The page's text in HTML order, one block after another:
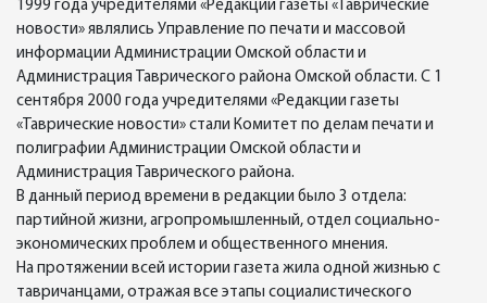
1999 года учредителями «Редакции газеты «Таврические
новости» являлись Управление по печати и массовой
информации Администрации Омской области и
Администрация Таврического района Омской области. С 1
сентября 2000 года учредителями «Редакции газеты
«Таврические новости» стали Комитет по делам печати и
полиграфии Администрации Омской области и
Администрация Таврического района.
В данный период времени в редакции было 3 отдела:
партийной жизни, агропромышленный, отдел социально-
экономических проблем и общественного мнения.
На протяжении всей истории газета жила одной жизнью с
тавричанцами, отражая все этапы социалистического